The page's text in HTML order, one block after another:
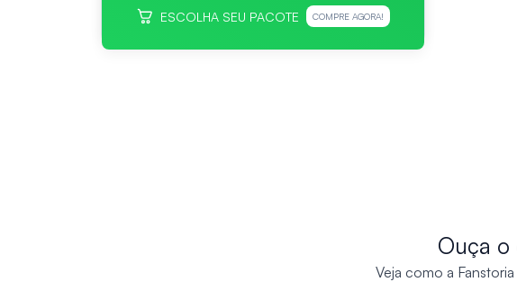
ESCOLHA SEU PACOTE COMPRE AGORA!
Ouça o
Veja como a